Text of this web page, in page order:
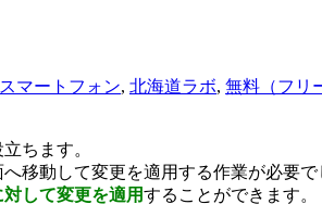
スマートフォン, 北海道ラボ, 無料（フリ
ちます。
移動して変更を適用する作業が必要で
して変更を適用することができます。